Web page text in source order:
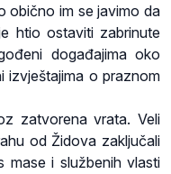
obično im se javimo da
htio ostaviti zabrinute
događajima oko
izvještajima o praznom
zatvorena vrata. Veli
od Židova zaključali
mase i službenih vlasti